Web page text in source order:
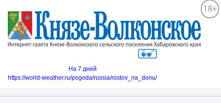
18+
На 7 дней
https://world-weather.ru/pogoda/russia/rostov_na_donu/